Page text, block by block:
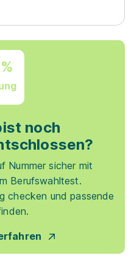
noch
Nummer sicher mit
Berufswahltest.
checken und passende